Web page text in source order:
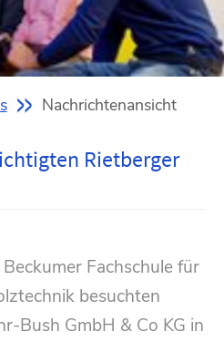
Nachrichtenansicht
Rietberger
Fachschule für
besuchten
Bush GmbH & Co KG in